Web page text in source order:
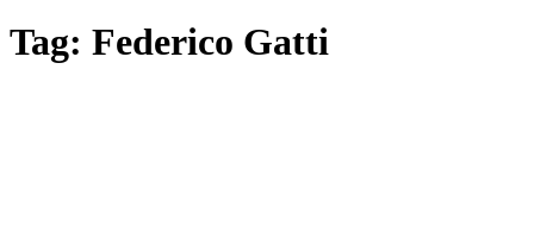
Tag: Federico Gatti